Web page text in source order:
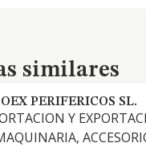
similares
PERIFERICOS SL.
Y